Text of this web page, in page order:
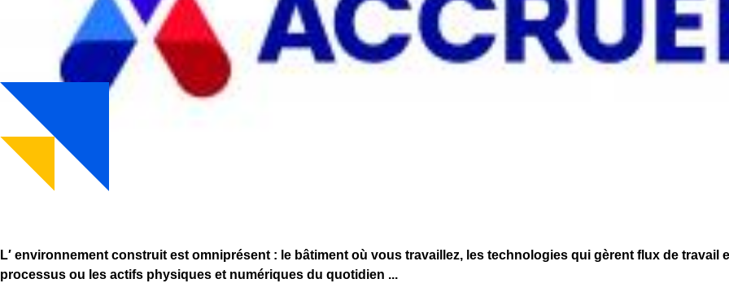
L′ environnement construit est omniprésent : le bâtiment où vous travaillez, les technologies qui gèrent flux de travail
processus ou les actifs physiques et numériques du quotidien ...